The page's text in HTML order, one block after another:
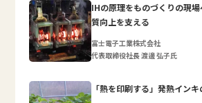
IHの原理をものづくりの現
質向上を支える
富士電子工業株式会社
代表取締役社長 渡邊 弘子氏
「熱を印刷する」発熱イン